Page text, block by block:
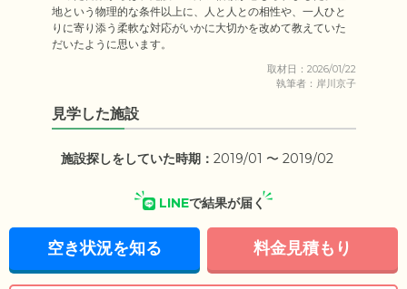
地という物理的な条件以上に、人と人との相性や、一人ひと
りに寄り添う柔軟な対応がいかに大切かを改めて教えていた
だいたように思います。
取材日：2026/01/22
執筆者：岸川京子
見学した施設
施設探しをしていた時期： 2019/01 〜 2019/02
LINEで結果が届く
空き状況を知る 料金見積もり